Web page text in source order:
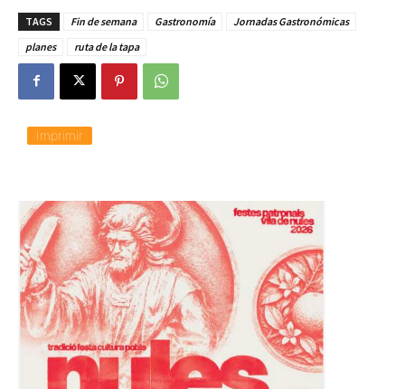
TAGS Fin de semana Gastronomía
Jornadas Gastronómicas
planes
ruta de la tapa
Imprimir